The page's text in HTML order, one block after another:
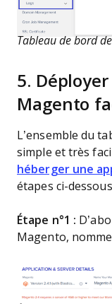
Tableau de bord
5.
Magento
L’ensemble du
simple et très
héberger une
étapes ci-
Étape n°1 :
Magento,